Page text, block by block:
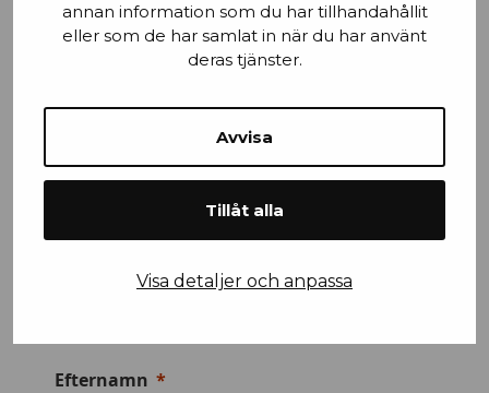
annan information som du har tillhandahållit
eller som de har samlat in när du har använt
deras tjänster.
Avvisa
Tillåt alla
Visa detaljer och anpassa
Efternamn